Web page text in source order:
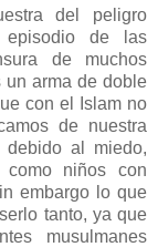
del peligro
episodio de las
de muchos
un arma de doble
con el Islam no
de nuestra
al miedo,
niños con
embargo lo que
tanto, ya que
musulmanes